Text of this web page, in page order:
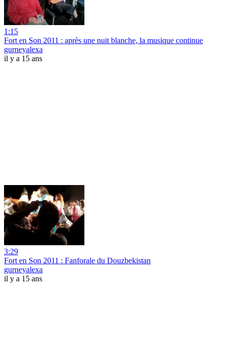
1:15
Fort en Son 2011 : après une nuit blanche, la musique continue
gurneyalexa
il y a 15 ans
3:29
Fort en Son 2011 : Fanforale du Douzbekistan
gurneyalexa
il y a 15 ans